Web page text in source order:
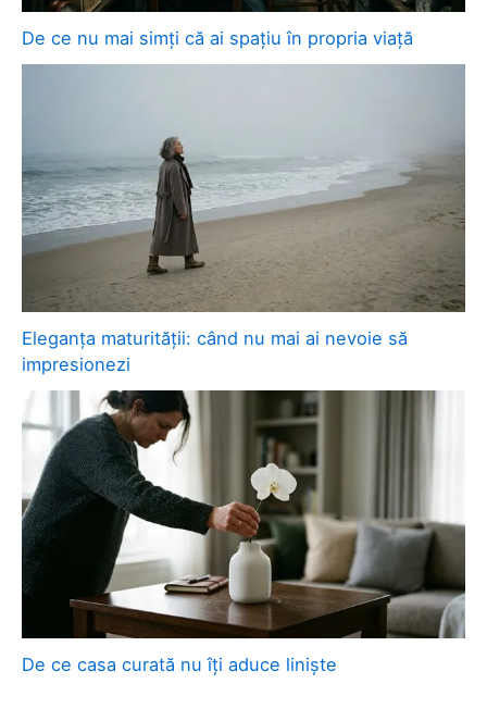
De ce nu mai simți că ai spațiu în propria viață
Eleganța maturității: când nu mai ai nevoie să
impresionezi
De ce casa curată nu îți aduce liniște